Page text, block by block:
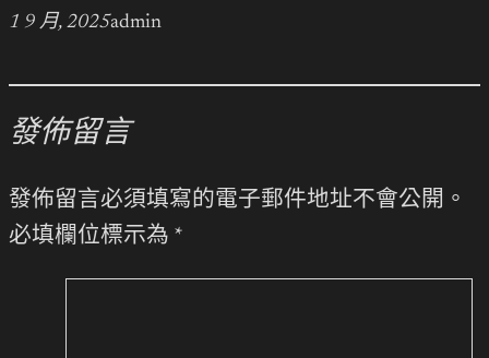
1 9 月, 2025admin
發佈留言
發佈留言必須填寫的電子郵件地址不會公開。
必填欄位標示為 *